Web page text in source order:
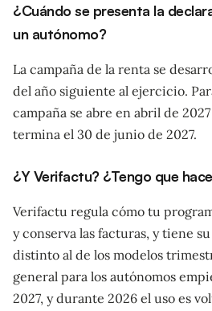
¿Cuándo se presenta la
un autónomo?
La campaña de la renta se
del año siguiente al ejercicio.
campaña se abre en abril de
termina el 30 de junio de 2027.
¿Y Verifactu? ¿Tengo que
Verifactu regula cómo tu
y conserva las facturas, y tiene
distinto al de los modelos
general para los autónomos
2027, y durante 2026 el uso es